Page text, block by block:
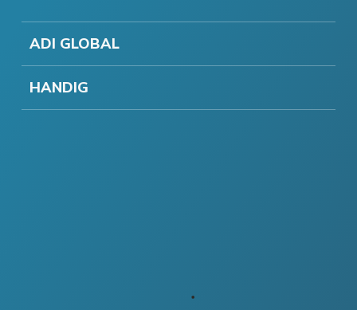
ADI GLOBAL
HANDIG